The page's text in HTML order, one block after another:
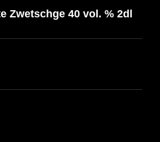
Zwetschge 40 vol. % 2dl